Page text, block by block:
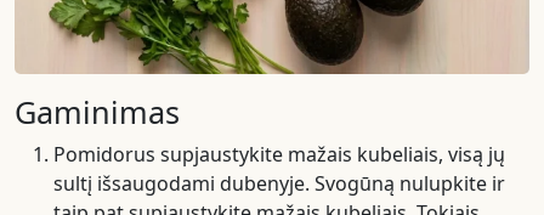
Gaminimas
Pomidorus supjaustykite mažais kubeliais, visą jų
sultį išsaugodami dubenyje. Svogūną nulupkite ir